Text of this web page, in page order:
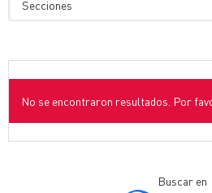
No se encontraron resultados. Por
Buscar en